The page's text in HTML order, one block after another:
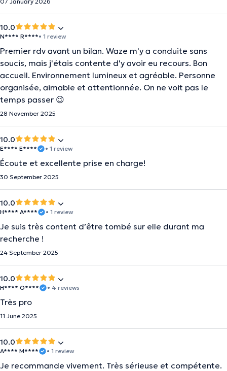
10.0
N**** R****• 1 review
Premier rdv avant un bilan. Waze m'y a conduite sans
soucis, mais j'étais contente d'y avoir eu recours. Bon
accueil. Environnement lumineux et agréable. Personne
organisée, aimable et attentionnée. On ne voit pas le
temps passer 😉
28 November 2025
10.0
E**** E**** • 1 review
Écoute et excellente prise en charge!
30 September 2025
10.0
H**** A**** • 1 review
Je suis très content d’être tombé sur elle durant ma
recherche !
24 September 2025
10.0
H**** O**** • 4 reviews
Très pro
11 June 2025
10.0
A**** M**** • 1 review
Je recommande vivement. Très sérieuse et compétente.